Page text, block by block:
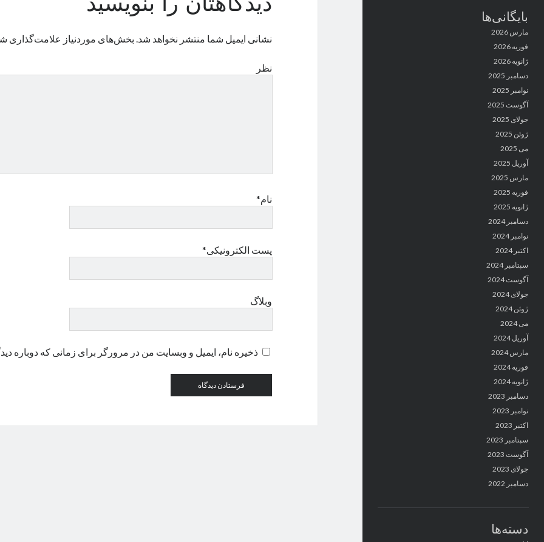
بایگانی‌ها
مارس 2026
فوریه 2026
ژانویه 2026
دسامبر 2025
نوامبر 2025
آگوست 2025
جولای 2025
ژوئن 2025
می 2025
آوریل 2025
مارس 2025
فوریه 2025
ژانویه 2025
دسامبر 2024
نوامبر 2024
اکتبر 2024
سپتامبر 2024
آگوست 2024
جولای 2024
ژوئن 2024
می 2024
آوریل 2024
مارس 2024
فوریه 2024
ژانویه 2024
دسامبر 2023
نوامبر 2023
اکتبر 2023
سپتامبر 2023
آگوست 2023
جولای 2023
دسامبر 2022
دسته‌ها
دیدگاهتان را بنویسید
نشانی ایمیل شما منتشر نخواهد شد. بخش‌های موردنیاز علامت‌گذاری
نظر
نام*
پست الکترونیکی*
وبلاگ
ذخیره نام، ایمیل و وبسایت من در مرورگر برای زمانی که دوباره